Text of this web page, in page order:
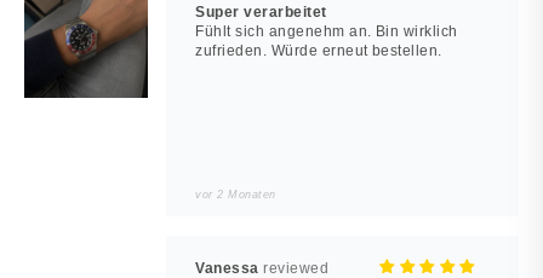
Super verarbeitet
Fühlt sich angenehm an. Bin wirklich
zufrieden. Würde erneut bestellen.
vor 2 Monaten
Vanessa